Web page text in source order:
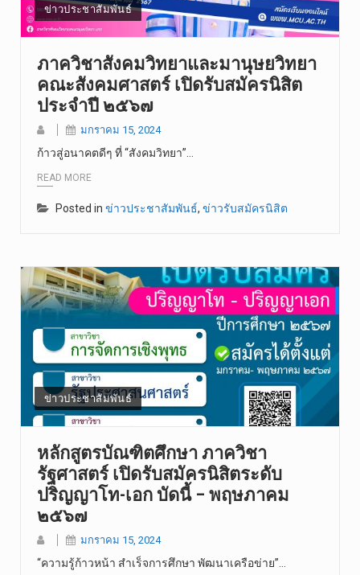
ข่าวประชาสัมพันธ์
ภาควิชาสังคมวิทยาและมานุษยวิทยา
คณะสังคมศาสตร์ เปิดรับสมัครนิสิต
ประจำปี ๒๕๖๗
มกราคม 15, 2024
ก้าวสู่อนาคตดีๆ ที่ “สังคมวิทยา”…
READ MORE
Posted in ข่าวประชาสัมพันธ์, ข่าวรับสมัครนิสิต
ข่าวประชาสัมพันธ์
หลักสูตรบัณฑิตศึกษา ภาควิชา
รัฐศาสตร์ เปิดรับสมัครนิสิตระดับ
ปริญญาโท-เอก บัดนี้ – พฤษภาคม
๒๕๖๗
มกราคม 15, 2024
“ความรู้ก้าวหน้า สำเร็จการศึกษา พัฒนาเครือข่าย”…